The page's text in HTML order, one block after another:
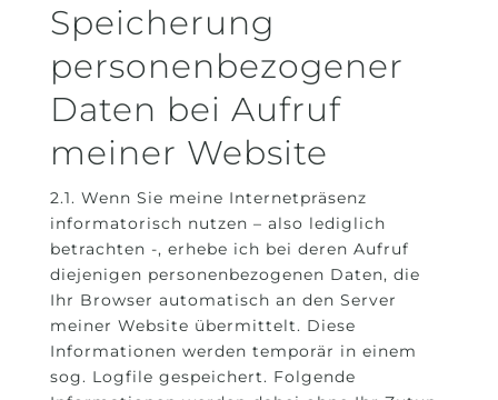
Speicherung
personenbezogener
Daten bei Aufruf
meiner Website
2.1. Wenn Sie meine Internetpräsenz
informatorisch nutzen – also lediglich
betrachten -, erhebe ich bei deren Aufruf
diejenigen personenbezogenen Daten, die
Ihr Browser automatisch an den Server
meiner Website übermittelt. Diese
Informationen werden temporär in einem
sog. Logfile gespeichert. Folgende